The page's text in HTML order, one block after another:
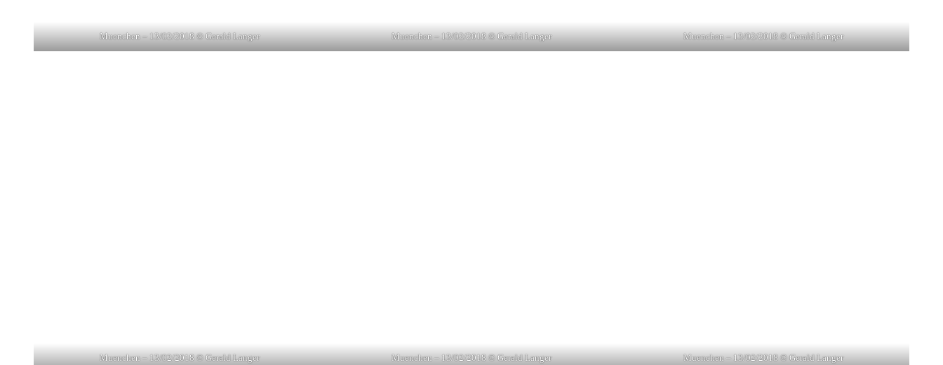
Muenchen – 13/02/2018 © Gerald Langer Muenchen – 13/02/2018 © Gerald Langer Muenchen – 13/02/2018 © Gerald Langer
Muenchen – 13/02/2018 © Gerald Langer Muenchen – 13/02/2018 © Gerald Langer Muenchen – 13/02/2018 © Gerald Langer